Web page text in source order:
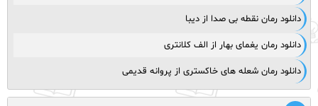
دانلود رمان نقطه بی صدا از دیبا
دانلود رمان یغمای بهار از الف کلانتری
دانلود رمان شعله های خاکستری از پروانه قدیمی